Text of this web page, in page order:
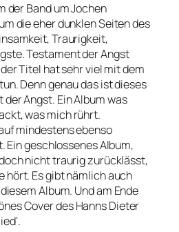
der Band um Jochen
die eher dunklen Seiten des
Traurigkeit,
Testament der Angst
Titel hat sehr viel mit dem
Denn genau das ist dieses
Angst. Ein Album was
was mich rührt.
mindestens ebenso
geschlossenes Album,
nicht traurig zurücklässt,
hört. Es gibt nämlich auch
Album. Und am Ende
Cover des Hanns Dieter